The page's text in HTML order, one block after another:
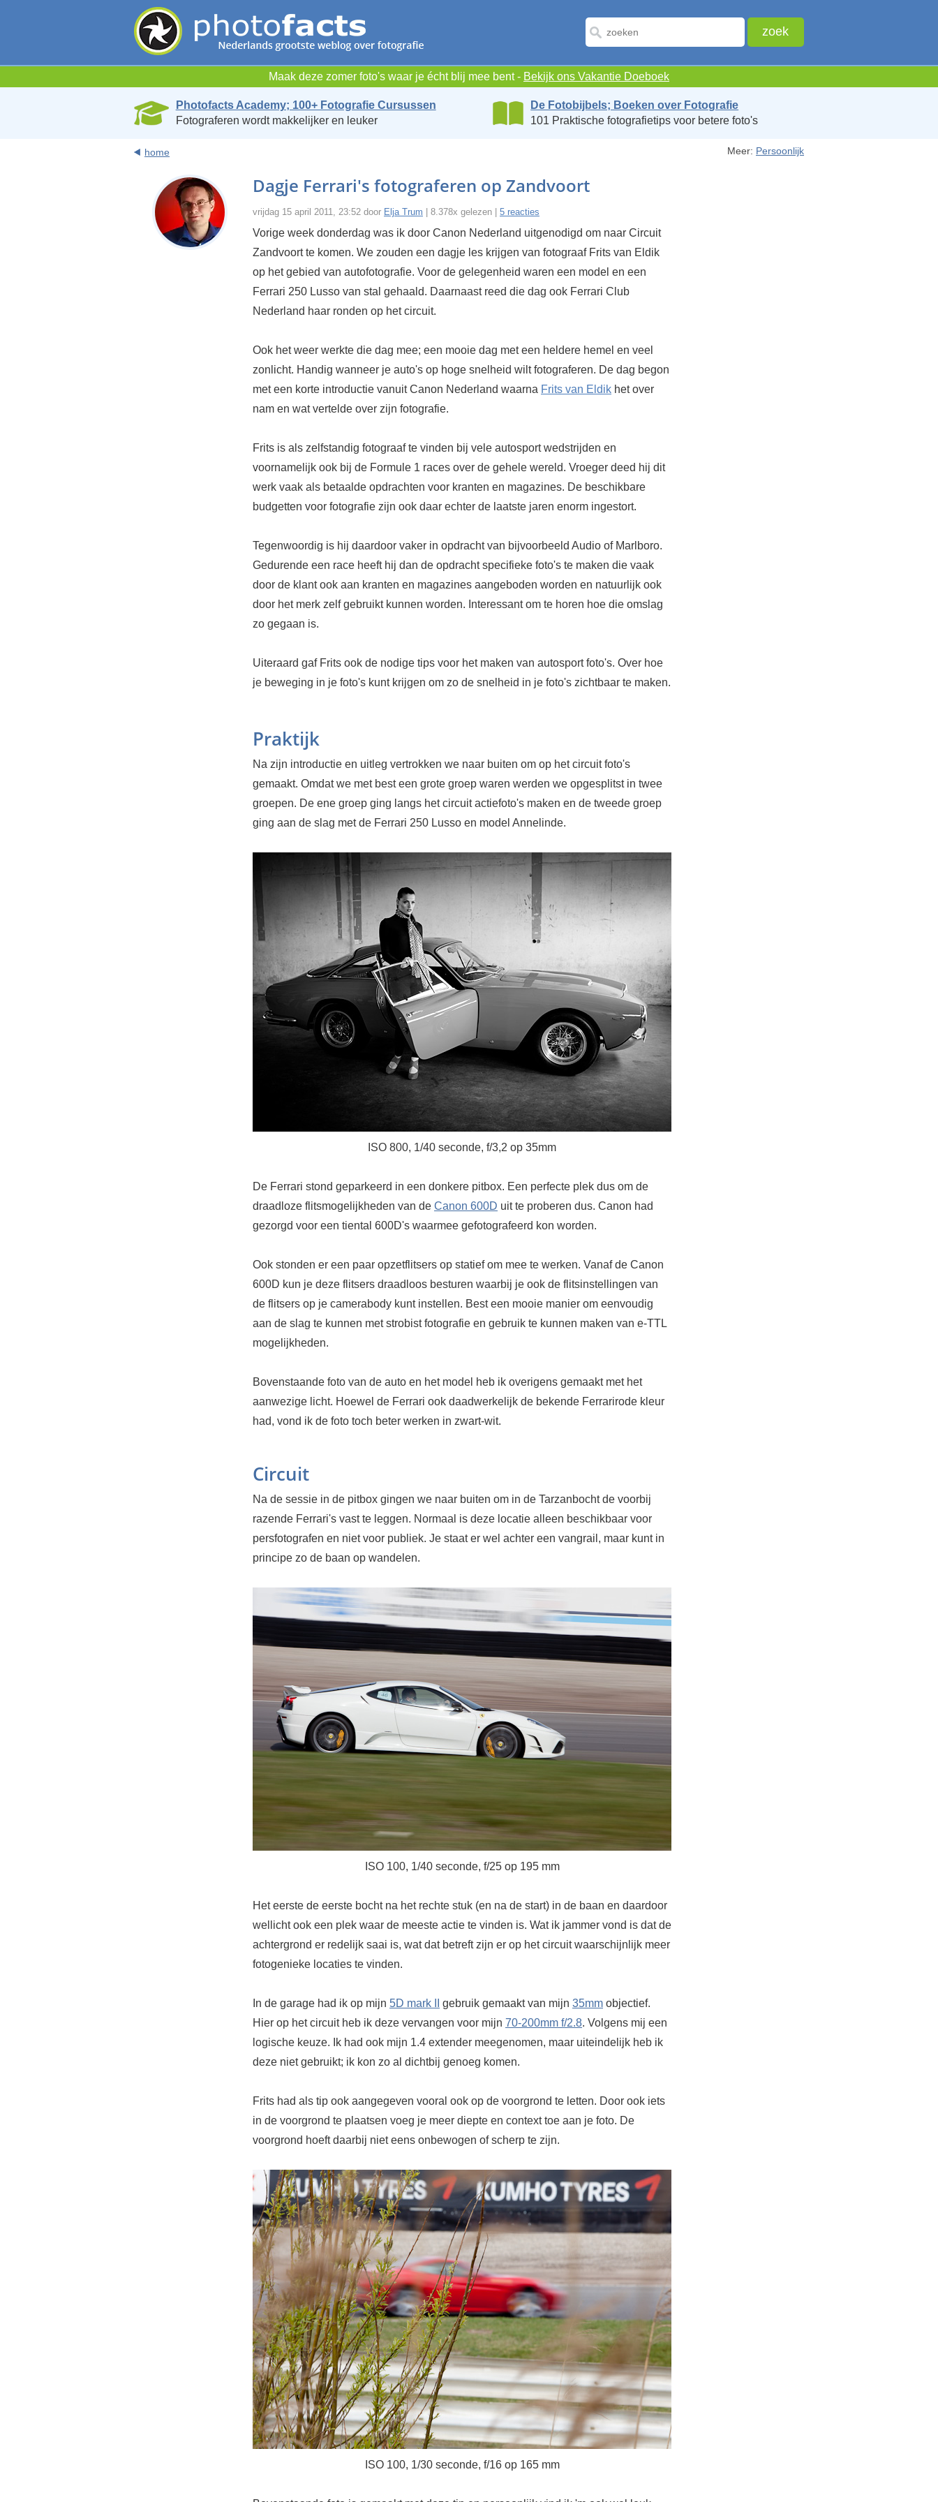
Maak deze zomer foto's waar je écht blij mee bent - Bekijk ons Vakantie Doeboek
Photofacts Academy; 100+ Fotografie Cursussen
Fotograferen wordt makkelijker en leuker
De Fotobijbels; Boeken over Fotografie
101 Praktische fotografietips voor betere foto's
home Meer: Persoonlijk
Dagje Ferrari's fotograferen op Zandvoort
vrijdag 15 april 2011, 23:52 door Elja Trum | 8.378x gelezen | 5 reacties
Vorige week donderdag was ik door Canon Nederland uitgenodigd om naar Circuit
Zandvoort te komen. We zouden een dagje les krijgen van fotograaf Frits van Eldik
op het gebied van autofotografie. Voor de gelegenheid waren een model en een
Ferrari 250 Lusso van stal gehaald. Daarnaast reed die dag ook Ferrari Club
Nederland haar ronden op het circuit.
Ook het weer werkte die dag mee; een mooie dag met een heldere hemel en veel
zonlicht. Handig wanneer je auto's op hoge snelheid wilt fotograferen. De dag begon
met een korte introductie vanuit Canon Nederland waarna Frits van Eldik het over
nam en wat vertelde over zijn fotografie.
Frits is als zelfstandig fotograaf te vinden bij vele autosport wedstrijden en
voornamelijk ook bij de Formule 1 races over de gehele wereld. Vroeger deed hij dit
werk vaak als betaalde opdrachten voor kranten en magazines. De beschikbare
budgetten voor fotografie zijn ook daar echter de laatste jaren enorm ingestort.
Tegenwoordig is hij daardoor vaker in opdracht van bijvoorbeeld Audio of Marlboro.
Gedurende een race heeft hij dan de opdracht specifieke foto's te maken die vaak
door de klant ook aan kranten en magazines aangeboden worden en natuurlijk ook
door het merk zelf gebruikt kunnen worden. Interessant om te horen hoe die omslag
zo gegaan is.
Uiteraard gaf Frits ook de nodige tips voor het maken van autosport foto's. Over hoe
je beweging in je foto's kunt krijgen om zo de snelheid in je foto's zichtbaar te maken.
Praktijk
Na zijn introductie en uitleg vertrokken we naar buiten om op het circuit foto's
gemaakt. Omdat we met best een grote groep waren werden we opgesplitst in twee
groepen. De ene groep ging langs het circuit actiefoto's maken en de tweede groep
ging aan de slag met de Ferrari 250 Lusso en model Annelinde.
ISO 800, 1/40 seconde, f/3,2 op 35mm
De Ferrari stond geparkeerd in een donkere pitbox. Een perfecte plek dus om de
draadloze flitsmogelijkheden van de Canon 600D uit te proberen dus. Canon had
gezorgd voor een tiental 600D's waarmee gefotografeerd kon worden.
Ook stonden er een paar opzetflitsers op statief om mee te werken. Vanaf de Canon
600D kun je deze flitsers draadloos besturen waarbij je ook de flitsinstellingen van
de flitsers op je camerabody kunt instellen. Best een mooie manier om eenvoudig
aan de slag te kunnen met strobist fotografie en gebruik te kunnen maken van e-TTL
mogelijkheden.
Bovenstaande foto van de auto en het model heb ik overigens gemaakt met het
aanwezige licht. Hoewel de Ferrari ook daadwerkelijk de bekende Ferrarirode kleur
had, vond ik de foto toch beter werken in zwart-wit.
Circuit
Na de sessie in de pitbox gingen we naar buiten om in de Tarzanbocht de voorbij
razende Ferrari's vast te leggen. Normaal is deze locatie alleen beschikbaar voor
persfotografen en niet voor publiek. Je staat er wel achter een vangrail, maar kunt in
principe zo de baan op wandelen.
ISO 100, 1/40 seconde, f/25 op 195 mm
Het eerste de eerste bocht na het rechte stuk (en na de start) in de baan en daardoor
wellicht ook een plek waar de meeste actie te vinden is. Wat ik jammer vond is dat de
achtergrond er redelijk saai is, wat dat betreft zijn er op het circuit waarschijnlijk meer
fotogenieke locaties te vinden.
In de garage had ik op mijn 5D mark II gebruik gemaakt van mijn 35mm objectief.
Hier op het circuit heb ik deze vervangen voor mijn 70-200mm f/2.8. Volgens mij een
logische keuze. Ik had ook mijn 1.4 extender meegenomen, maar uiteindelijk heb ik
deze niet gebruikt; ik kon zo al dichtbij genoeg komen.
Frits had als tip ook aangegeven vooral ook op de voorgrond te letten. Door ook iets
in de voorgrond te plaatsen voeg je meer diepte en context toe aan je foto. De
voorgrond hoeft daarbij niet eens onbewogen of scherp te zijn.
ISO 100, 1/30 seconde, f/16 op 165 mm